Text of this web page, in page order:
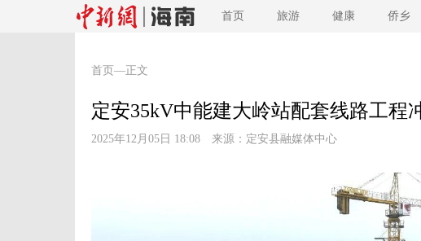
首页 旅游 健康 侨乡
首页 —正文
定安35kV中能建大岭站配套线路工程
2025年12月05日 18:08 来源： 定安县融媒体中心